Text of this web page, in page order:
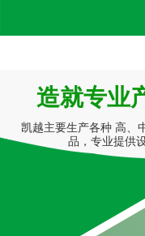
造就专业
凯越主要生产各种 高、
品，专业提供